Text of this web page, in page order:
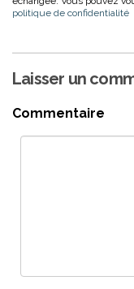
politique de confidentialité
Laisser un
Commentaire